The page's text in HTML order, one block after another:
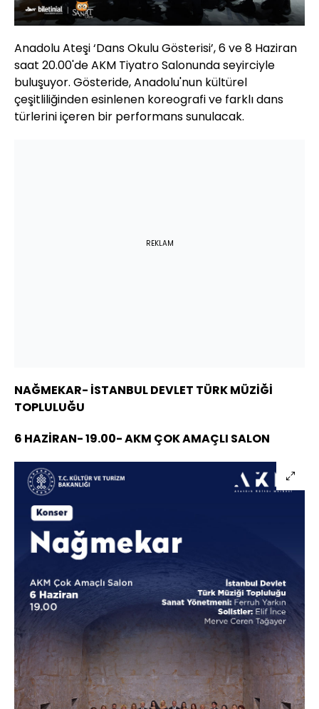
Anadolu Ateşi ‘Dans Okulu Gösterisi’, 6 ve 8 Haziran
saat 20.00'de AKM Tiyatro Salonunda seyirciyle
buluşuyor. Gösteride, Anadolu'nun kültürel
çeşitliliğinden esinlenen koreografi ve farklı dans
türlerini içeren bir performans sunulacak.
REKLAM
NAĞMEKAR- İSTANBUL DEVLET TÜRK MÜZİĞİ
TOPLULUĞU
6 HAZİRAN- 19.00- AKM ÇOK AMAÇLI SALON